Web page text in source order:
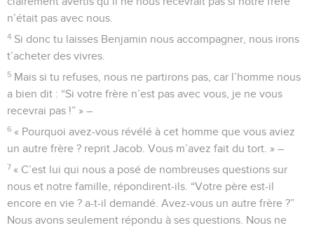
n’était pas avec nous.
4 Si donc tu laisses Benjamin nous accompagner, nous irons
t’acheter des vivres.
5 Mais si tu refuses, nous ne partirons pas, car l’homme nous
a bien dit : “Si votre frère n’est pas avec vous, je ne vous
recevrai pas !” » –
6 « Pourquoi avez-vous révélé à cet homme que vous aviez
un autre frère ? reprit Jacob. Vous m’avez fait du tort. » –
7 « C’est lui qui nous a posé de nombreuses questions sur
nous et notre famille, répondirent-ils. “Votre père est-il
encore en vie ? a-t-il demandé. Avez-vous un autre frère ?”
Nous avons seulement répondu à ses questions. Nous ne